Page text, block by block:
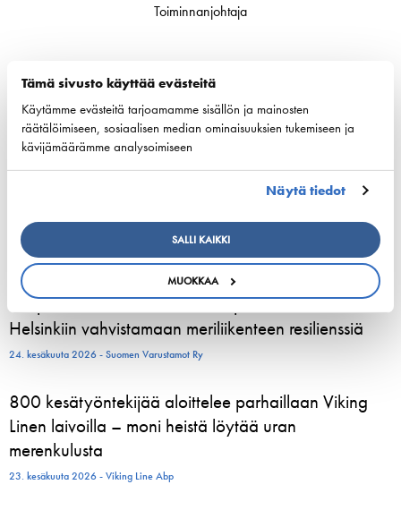
Tämä sivusto käyttää evästeitä
Käytämme evästeitä tarjoamamme sisällön ja mainosten
räätälöimiseen, sosiaalisen median ominaisuuksien tukemiseen ja
kävijämäärämme analysoimiseen
Näytä tiedot
SALLI KAIKKI
MUOKKAA
Toiminnanjohtaja
ESL Shipping is planned to form an independent,
listed company
5.8.2026
3. elokuuta 2026 - Tallink Silja Oy
Pohjoismaiset varustamoedustajat kokoontuvat
Helsinkiin vahvistamaan meriliikenteen resilienssiä
24. kesäkuuta 2026 - Suomen Varustamot Ry
800 kesätyöntekijää aloittelee parhaillaan Viking
Linen laivoilla – moni heistä löytää uran
merenkulusta
23. kesäkuuta 2026 - Viking Line Abp